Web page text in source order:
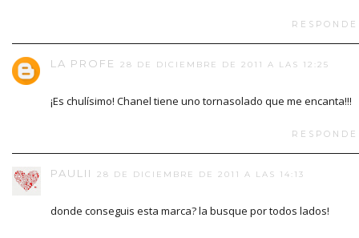
LA PROFE 28 DE DICIEMBRE DE 2011 A LAS 12:25
¡Es chulísimo! Chanel tiene uno tornasolado que me encanta!!!
PAULII 28 DE DICIEMBRE DE 2011 A LAS 14:13
donde conseguis esta marca? la busque por todos lados!